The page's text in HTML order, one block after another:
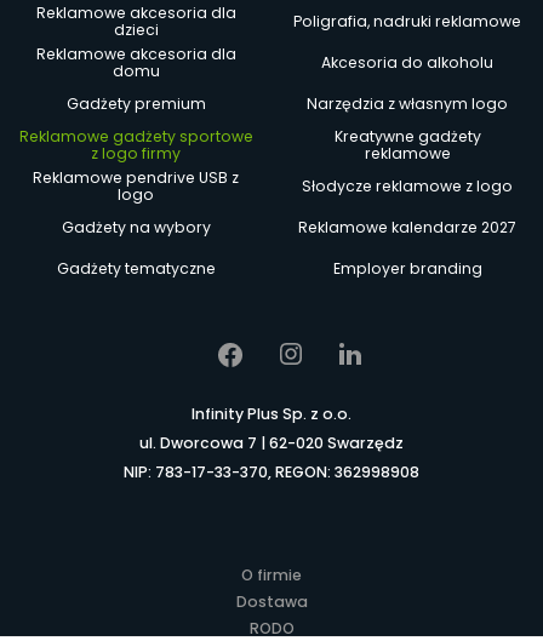
Reklamowe akcesoria dla
dzieci
Poligrafia, nadruki reklamowe
Reklamowe akcesoria dla
domu
Akcesoria do alkoholu
Gadżety premium
Narzędzia z własnym logo
Reklamowe gadżety sportowe
z logo firmy
Kreatywne gadżety
reklamowe
Reklamowe pendrive USB z
logo
Słodycze reklamowe z logo
Gadżety na wybory
Reklamowe kalendarze 2027
Gadżety tematyczne
Employer branding
Infinity Plus Sp. z o.o.
ul. Dworcowa 7 | 62-020 Swarzędz
NIP: 783-17-33-370, REGON: 362998908
O firmie
Dostawa
RODO